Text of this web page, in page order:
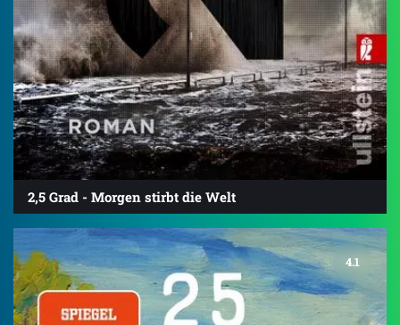
2,5 Grad - Morgen stirbt die Welt
4.1